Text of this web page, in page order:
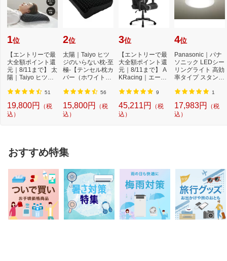
1位
【エントリーで最
大全額ポイント還
元｜8/11まで】 太
陽｜Taiyo ヒツジ
51
19,800円
（税
込）
2位
太陽｜Taiyo ヒツ
ジのいらない枕-至
極-【テンセル枕カ
バー（ホワイト）
56
15,800円
（税
込）
3位
【エントリーで最
大全額ポイント還
元｜8/11まで】 A
KRacing｜エーケ
ー...
9
45,211円
（税
込）
4位
Panasonic｜パナ
ソニック LEDシー
リングライト 高効
率タイプ スタンダ
H...
1
17,983円
（税
込）
おすすめ特集